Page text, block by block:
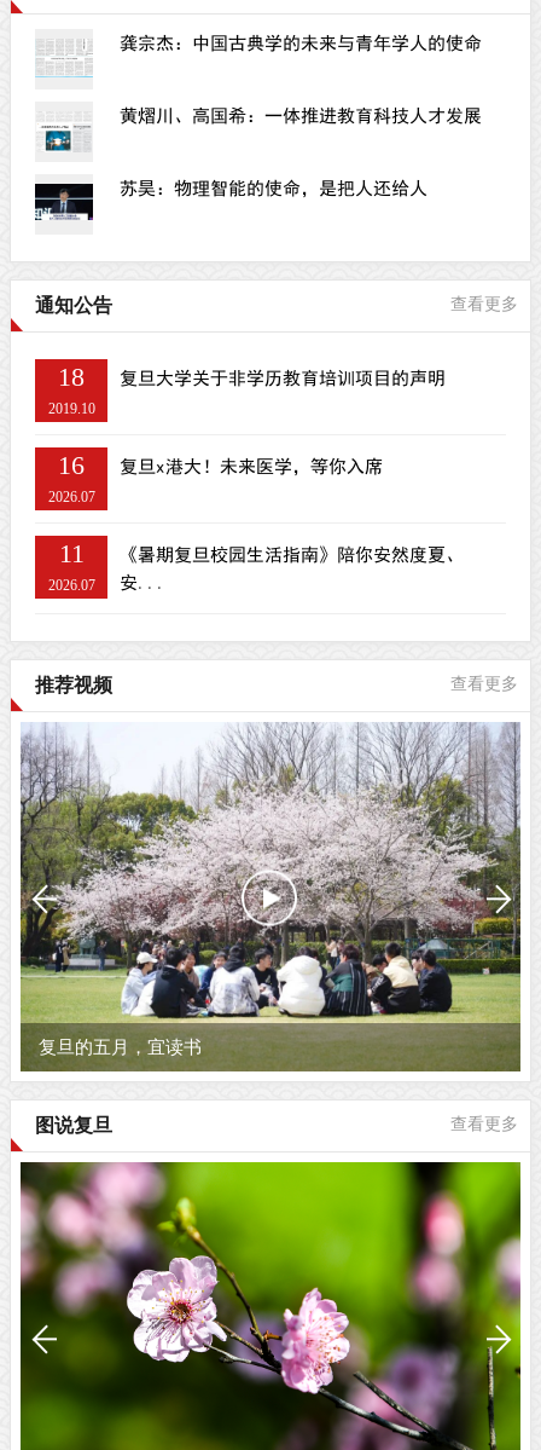
龚宗杰：中国古典学的未来与青年学人的使命
黄熠川、高国希：一体推进教育科技人才发展
苏昊：物理智能的使命，是把人还给人
通知公告 查看更多
18
2019.10
复旦大学关于非学历教育培训项目的声明
16
2026.07
复旦x港大！未来医学，等你入席
11
2026.07
《暑期复旦校园生活指南》陪你安然度夏、
安...
推荐视频 查看更多
复旦的五月，宜读书
图说复旦 查看更多